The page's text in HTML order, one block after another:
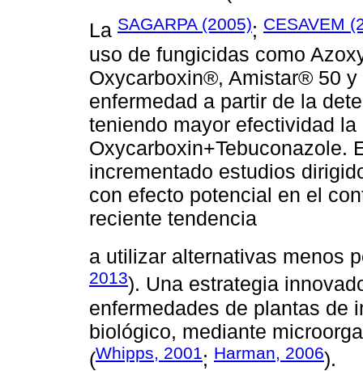
La SAGARPA (2005); CESAVEM
uso de fungicidas como
Oxycarboxin®, Amistar® 50
enfermedad a partir de la
teniendo mayor efectividad
Oxycarboxin+Tebuconazole.
incrementado estudios
con efecto potencial en el
reciente tendencia
a utilizar alternativas menos
2013). Una estrategia
enfermedades de plantas de
biológico, mediante
(Whipps, 2001; Harman, 2006).